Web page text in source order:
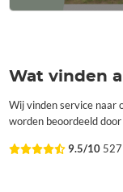
Wat vinden
Wij vinden service naar
worden beoordeeld
9.5/10